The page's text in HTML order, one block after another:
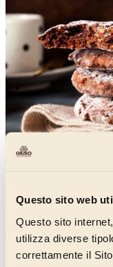
Questo sito web
Questo sito
utilizza diverse
correttamente il
pasticcerieun dolce
della tradizione
(ma richiesto fino alle
Di memoria antica,è